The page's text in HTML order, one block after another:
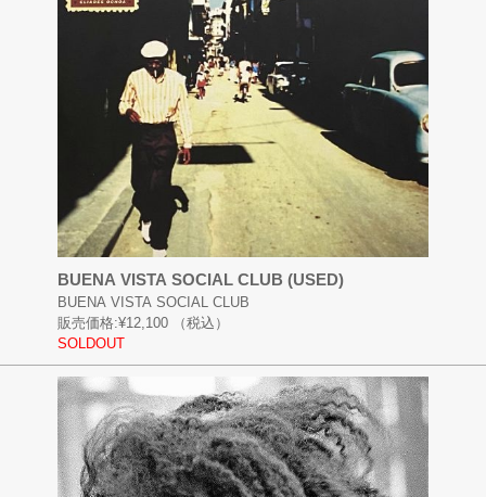
BUENA VISTA SOCIAL CLUB (USED)
BUENA VISTA SOCIAL CLUB
販売価格:¥12,100
（税込）
SOLDOUT